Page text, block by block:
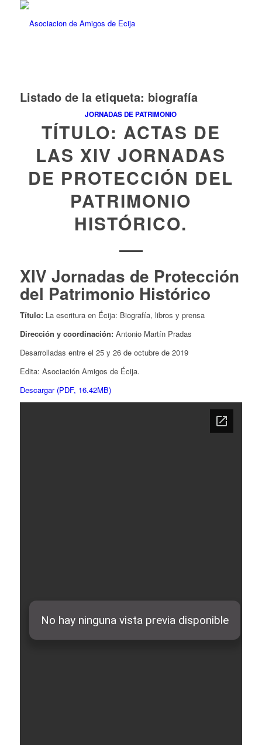
Listado de la etiqueta: biografía
JORNADAS DE PATRIMONIO
TÍTULO: ACTAS DE
LAS XIV JORNADAS
DE PROTECCIÓN DEL
PATRIMONIO
HISTÓRICO.
XIV Jornadas de Protección
del Patrimonio Histórico
Título:La escritura en Écija: Biografía, libros y prensa
Dirección y coordinación:Antonio Martín Pradas
Desarrolladas entre el 25 y 26 de octubre de 2019
Edita: Asociación Amigos de Écija.
Descargar (PDF, 16.42MB)